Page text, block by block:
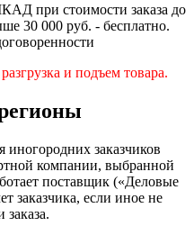
при стоимости заказа до
30 000 руб. - бесплатно.
и подъем товара.
иногородних заказчиков
компании, выбранной
поставщик («Деловые
заказчика, если иное не